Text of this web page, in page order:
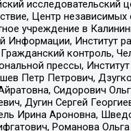
исследовательский
Центр
учреждение в
Информации, Институт
контроль,
прессы,
Петр Петрович,
Сидорович
Дугин Сергей
Ирина Ароновна,
Романова